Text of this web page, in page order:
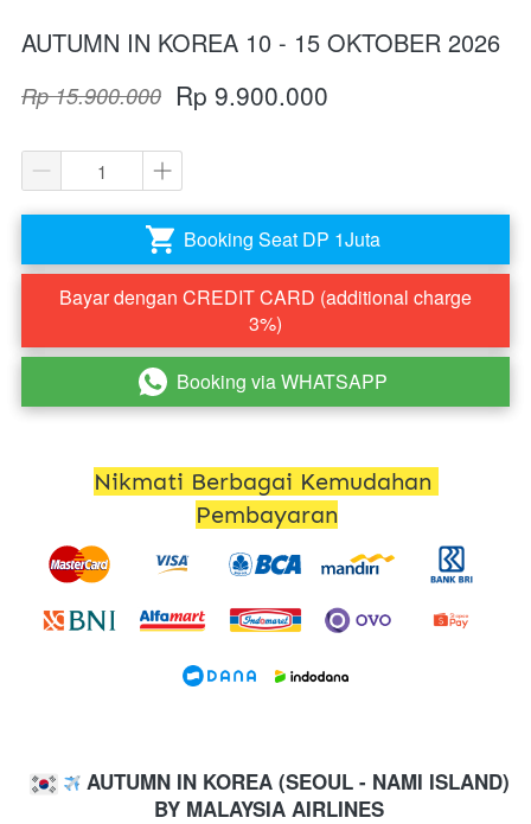
AUTUMN IN KOREA 10 - 15 OKTOBER 2026
Rp 15.900.000 Rp 9.900.000
` Booking Seat DP 1Juta
Bayar dengan CREDIT CARD (additional charge
3%)
` Booking via WHATSAPP
Nikmati Berbagai Kemudahan
Pembayaran
AUTUMN IN KOREA (SEOUL - NAMI ISLAND)
BY MALAYSIA AIRLINES